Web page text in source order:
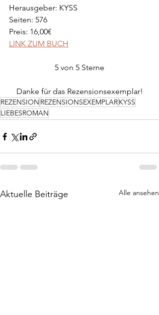
Herausgeber: KYSS
Seiten: 576
Preis: 16,00€
LINK ZUM BUCH
5 von 5 Sterne
Danke für das Rezensionsexemplar!
REZENSION REZENSIONSEXEMPLARKYSS
LIEBESROMAN
Aktuelle Beiträge Alle ansehen